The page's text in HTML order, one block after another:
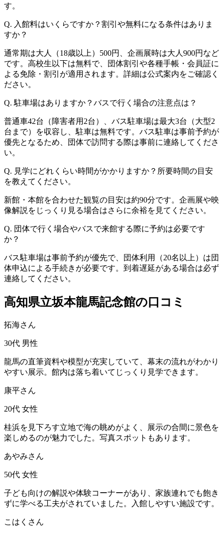
す。
Q. 入館料はいくらですか？割引や無料になる条件はありま
すか？
通常期は大人（18歳以上）500円、企画展時は大人900円など
です。高校生以下は無料で、団体割引や各種手帳・会員証に
よる免除・割引が適用されます。詳細は公式案内をご確認く
ださい。
Q. 駐車場はありますか？バスで行く場合の注意点は？
普通車42台（障害者用2台）、バス駐車場は最大3台（大型2
台まで）を収容し、駐車は無料です。バス駐車は事前予約が
優先となるため、団体で訪問する際は事前に連絡してくださ
い。
Q. 見学にどれくらい時間がかかりますか？所要時間の目安
を教えてください。
新館・本館を合わせた観覧の目安は約90分です。企画展や映
像解説をじっくり見る場合はさらに余裕を見てください。
Q. 団体で行く場合やバスで来館する際に予約は必要です
か？
バス駐車場は事前予約が優先で、団体利用（20名以上）は団
体申込による手続きが必要です。到着遅延がある場合は必ず
連絡してください。
高知県立坂本龍馬記念館の口コミ
拓海さん
30代 男性
龍馬の直筆資料や模型が充実していて、幕末の流れがわかり
やすい展示。館内は落ち着いてじっくり見学できます。
康平さん
20代 女性
桂浜を見下ろす立地で海の眺めがよく、展示の合間に景色を
楽しめるのが魅力でした。写真スポットもあります。
あやみさん
50代 女性
子ども向けの解説や体験コーナーがあり、家族連れでも飽き
ずに学べる工夫がされていました。入館しやすい施設です。
こはくさん